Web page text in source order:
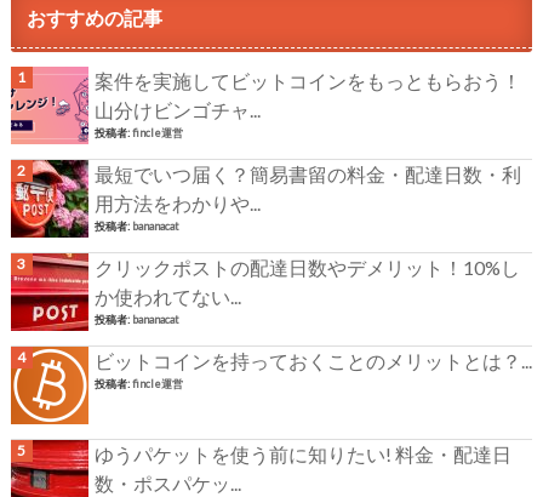
おすすめの記事
案件を実施してビットコインをもっともらおう！
山分けビンゴチャ...
投稿者:fincle運営
最短でいつ届く？簡易書留の料金・配達日数・利
用方法をわかりや...
投稿者: bananacat
クリックポストの配達日数やデメリット！10%し
か使われてない...
投稿者: bananacat
ビットコインを持っておくことのメリットとは？...
投稿者:fincle運営
ゆうパケットを使う前に知りたい! 料金・配達日
数・ポスパケッ...